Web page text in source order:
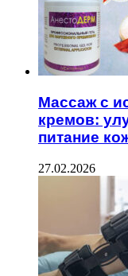
Массаж с
кремов:
питание
27.02.2026